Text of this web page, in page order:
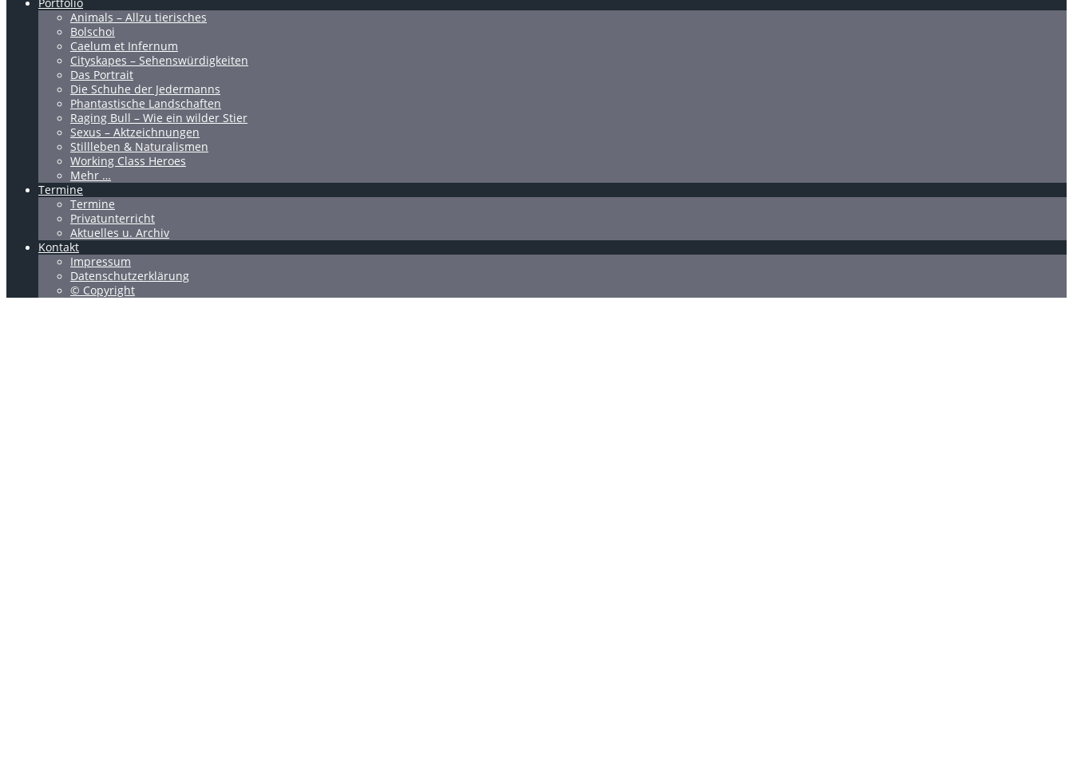
Animals – Allzu tierisches
Bolschoi
Caelum et Infernum
Cityskapes – Sehenswürdigkeiten
Das Portrait
Die Schuhe der Jedermanns
Phantastische Landschaften
Raging Bull – Wie ein wilder Stier
Sexus – Aktzeichnungen
Stillleben & Naturalismen
Working Class Heroes
Mehr …
Termine
Termine
Privatunterricht
Aktuelles u. Archiv
Kontakt
Impressum
Datenschutzerklärung
© Copyright